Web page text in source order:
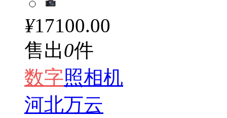
¥17100.00
售出0件
数字照相机
河北万云